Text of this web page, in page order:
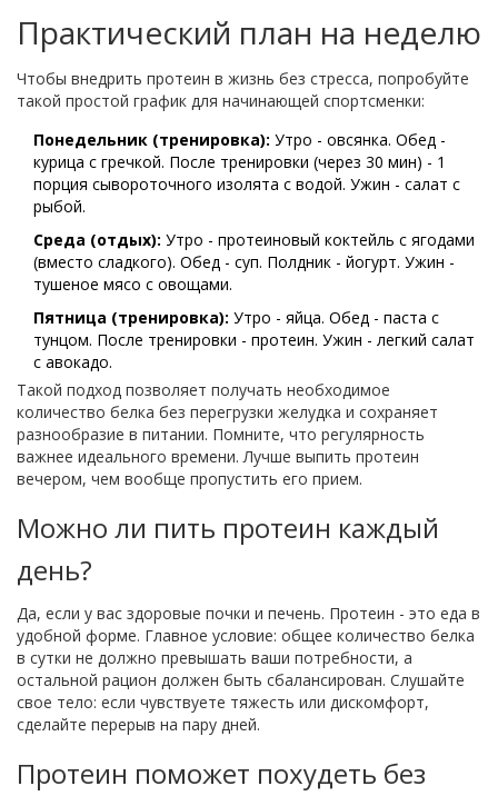
Практический план на неделю
Чтобы внедрить протеин в жизнь без стресса, попробуйте
такой простой график для начинающей спортсменки:
Понедельник (тренировка): Утро - овсянка. Обед -
курица с гречкой. После тренировки (через 30 мин) - 1
порция сывороточного изолята с водой. Ужин - салат с
рыбой.
Среда (отдых): Утро - протеиновый коктейль с ягодами
(вместо сладкого). Обед - суп. Полдник - йогурт. Ужин -
тушеное мясо с овощами.
Пятница (тренировка): Утро - яйца. Обед - паста с
тунцом. После тренировки - протеин. Ужин - легкий салат
с авокадо.
Такой подход позволяет получать необходимое
количество белка без перегрузки желудка и сохраняет
разнообразие в питании. Помните, что регулярность
важнее идеального времени. Лучше выпить протеин
вечером, чем вообще пропустить его прием.
Можно ли пить протеин каждый
день?
Да, если у вас здоровые почки и печень. Протеин - это еда в
удобной форме. Главное условие: общее количество белка
в сутки не должно превышать ваши потребности, а
остальной рацион должен быть сбалансирован. Слушайте
свое тело: если чувствуете тяжесть или дискомфорт,
сделайте перерыв на пару дней.
Протеин поможет похудеть без